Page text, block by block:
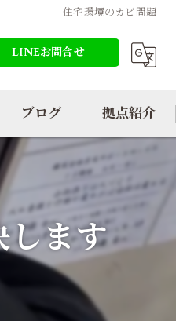
住宅環境のカビ問題
LINEお問合せ
ブログ 拠点紹介
ます